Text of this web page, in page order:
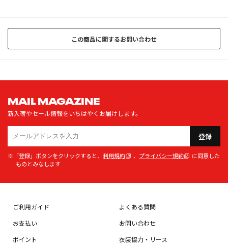
この商品に関するお問い合わせ
MAIL MAGAZINE
新入荷やセール情報をいちはやくお届けします。
登録
※「登録」ボタンをクリックすると、 利用規約 、 プライバシー規約
に同意した
ものとみなします
ご利用ガイド
お支払い
ポイント
よくある質問
お問い合わせ
衣装協力・リース